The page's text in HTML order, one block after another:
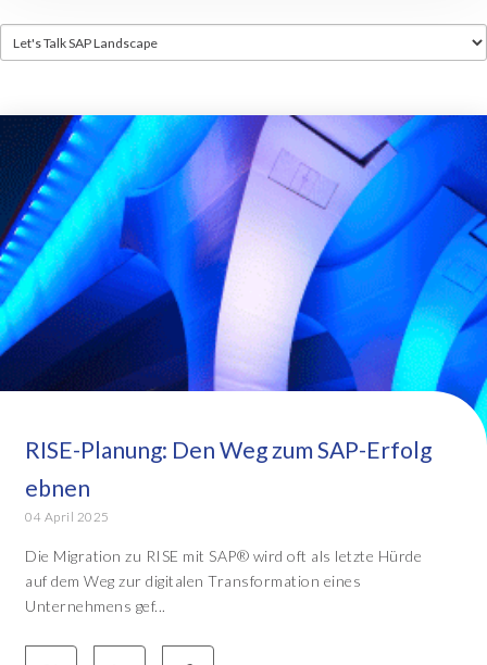
RISE-Planung: Den Weg zum SAP-Erfolg
ebnen
04 April 2025
Die Migration zu RISE mit SAP® wird oft als letzte Hürde
auf dem Weg zur digitalen Transformation eines
Unternehmens gef...